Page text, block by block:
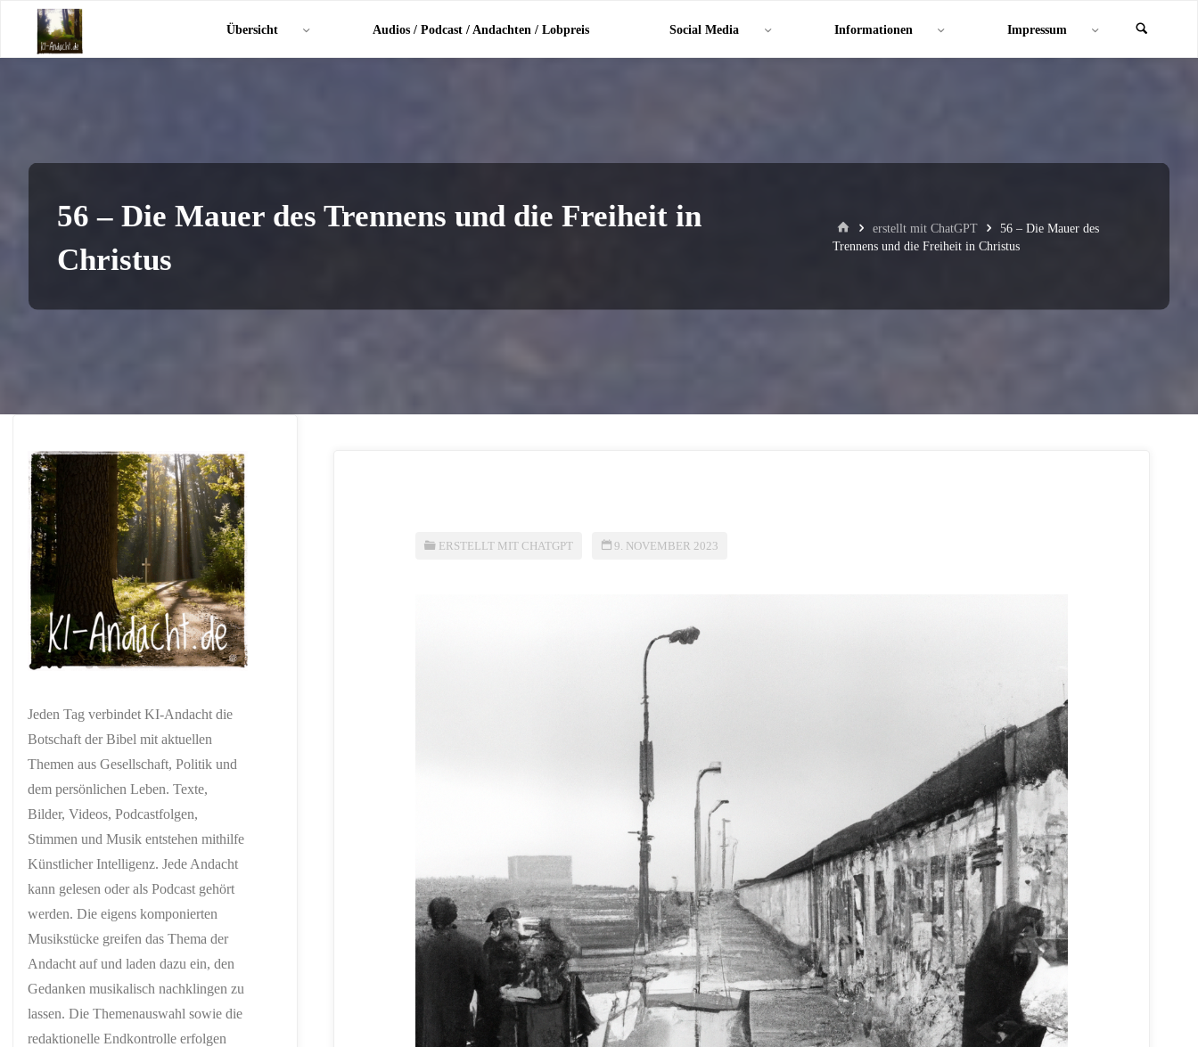
springen
Übersicht Audios / Podcast / Andachten / Lobpreis Social Media Informationen Impressum
56 – Die Mauer des Trennens und die Freiheit in
Christus
Starterstellt mit ChatGPT
56 – Die Mauer des
Trennens und die Freiheit in Christus
ERSTELLT MIT CHATGPT 9. NOVEMBER 2023
Jeden Tag verbindet KI-Andacht die
Botschaft der Bibel mit aktuellen
Themen aus Gesellschaft, Politik und
dem persönlichen Leben. Texte,
Bilder, Videos, Podcastfolgen,
Stimmen und Musik entstehen mithilfe
Künstlicher Intelligenz. Jede Andacht
kann gelesen oder als Podcast gehört
werden. Die eigens komponierten
Musikstücke greifen das Thema der
Andacht auf und laden dazu ein, den
Gedanken musikalisch nachklingen zu
lassen. Die Themenauswahl sowie die
redaktionelle Endkontrolle erfolgen